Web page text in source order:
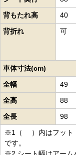
背もたれ高
40
背折れ
可
車体寸法(cm)
全幅
49
全高
88
全長
98
※1（ ）内はフット
です。